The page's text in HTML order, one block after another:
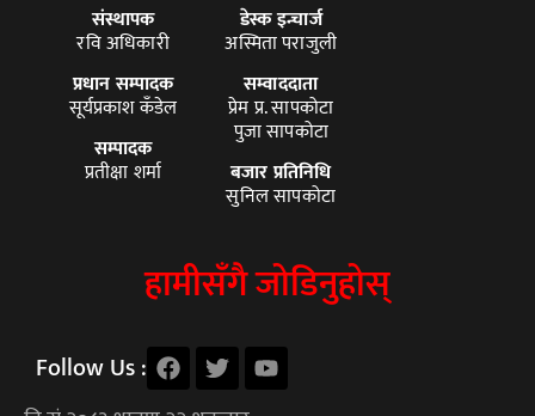
संस्थापक
रवि अधिकारी
प्रधान सम्पादक
सूर्यप्रकाश कँडेल
सम्पादक
प्रतीक्षा शर्मा
डेस्क इन्चार्ज
अस्मिता पराजुली
सम्वाददाता
प्रेम प्र. सापकोटा
पुजा सापकोटा
बजार प्रतिनिधि
सुनिल सापकोटा
हामीसँगै जोडिनुहोस्
Follow Us :